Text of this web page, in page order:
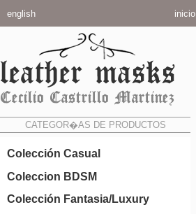
english inicio
CATEGOR�AS DE PRODUCTOS
Colección Casual
Coleccion BDSM
Colección Fantasia/Luxury